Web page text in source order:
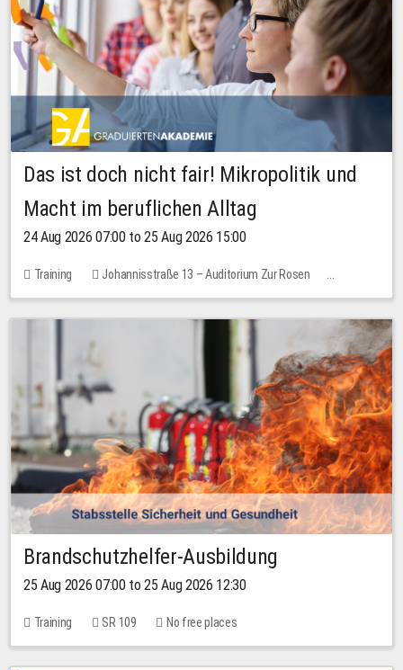
Das ist doch nicht fair! Mikropolitik und
Macht im beruflichen Alltag
24 Aug 2026 07:00 to 25 Aug 2026 15:00
Training
Johannisstraße 13 – Auditorium Zur Rosen
1 place
30.00 EUR
Brandschutzhelfer-Ausbildung
25 Aug 2026 07:00 to 25 Aug 2026 12:30
Training SR 109 No free places